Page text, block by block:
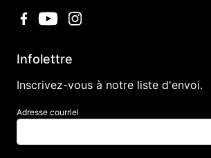
Infolettre
Inscrivez-vous à notre liste d'envoi.
Adresse courriel